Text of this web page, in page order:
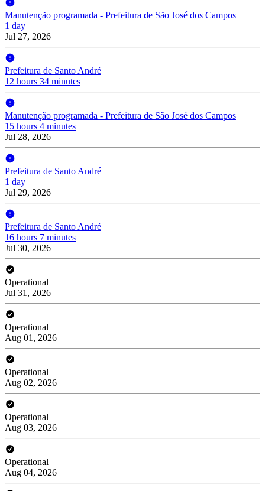
Manutenção programada - Prefeitura de São José dos Campos
1 day
Jul 27, 2026
Prefeitura de Santo André
12 hours 34 minutes
Manutenção programada - Prefeitura de São José dos Campos
15 hours 4 minutes
Jul 28, 2026
Prefeitura de Santo André
1 day
Jul 29, 2026
Prefeitura de Santo André
16 hours 7 minutes
Jul 30, 2026
Operational
Jul 31, 2026
Operational
Aug 01, 2026
Operational
Aug 02, 2026
Operational
Aug 03, 2026
Operational
Aug 04, 2026